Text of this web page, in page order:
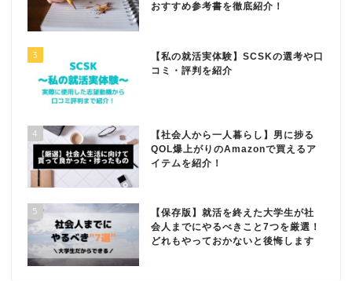
おすすめ参考書を徹底紹介！
3
【私の就活実体験】SCSKの選考や口
コミ・評判を紹介
4
【社会人から一人暮らし】男に捗る
QOL爆上がりのAmazonで買えるア
イテムを紹介！
5
【保存版】就活を終えた大学生が社
会人までにやるべきこと7つを厳選！
どれもやっておかないと後悔します